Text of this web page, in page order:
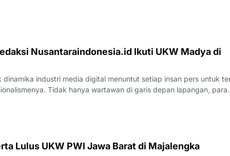
Kecamatan Juntinyuat, berada di bawah sorotan tajam lantaran
Nusantaraindonesia.id Ikuti UKW Madya di
dinamika industri media digital menuntut setiap insan pers untuk
Tidak hanya wartawan di garis depan lapangan, para
merasa perlu kembali bercermin dan menguji kapasitas diri demi
Lulus UKW PWI Jawa Barat di Majalengka